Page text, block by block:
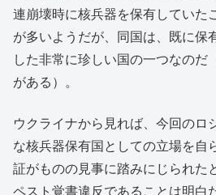
連崩壊時に核兵器を保有していた
が多いようだが、同国は、既に保
した非常に珍しい国の一つなのだ
がある）。
ウクライナから見れば、今回のロ
な核兵器保有国としての立場を自
証がものの見事に踏みにじられた
ペスト覚書違反であることは明白